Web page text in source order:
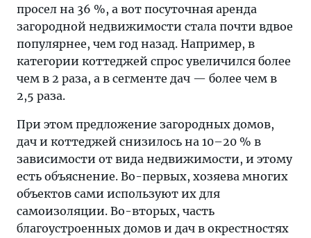
просел на 36 %, а вот посуточная аренда
загородной недвижимости стала почти вдвое
популярнее, чем год назад. Например, в
категории коттеджей спрос увеличился более
чем в 2 раза, а в сегменте дач — более чем в
2,5 раза.
При этом предложение загородных домов,
дач и коттеджей снизилось на 10–20 % в
зависимости от вида недвижимости, и этому
есть объяснение. Во-первых, хозяева многих
объектов сами используют их для
самоизоляции. Во-вторых, часть
благоустроенных домов и дач в окрестностях